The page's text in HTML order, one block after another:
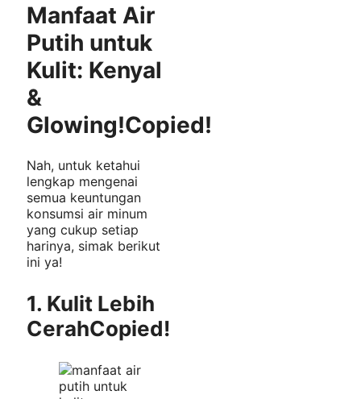
Manfaat Air
Putih untuk
Kulit: Kenyal
&
Glowing!Copied!
Nah, untuk ketahui
lengkap mengenai
semua keuntungan
konsumsi air minum
yang cukup setiap
harinya, simak berikut
ini ya!
1. Kulit Lebih
CerahCopied!